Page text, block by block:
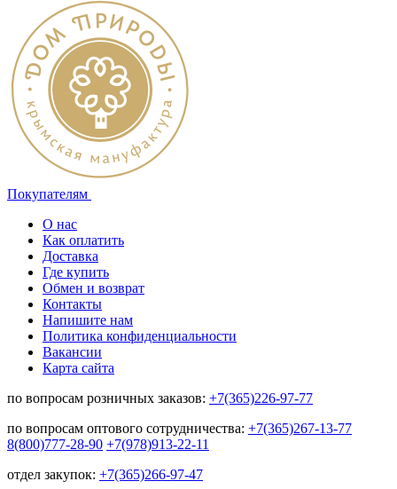
Покупателям
О нас
Как оплатить
Доставка
Где купить
Обмен и возврат
Контакты
Напишите нам
Политика конфиденциальности
Вакансии
Карта сайта
по вопросам розничных заказов: +7(365)226-97-77
по вопросам оптового сотрудничества: +7(365)267-13-77
8(800)777-28-90 +7(978)913-22-11
отдел закупок: +7(365)266-97-47